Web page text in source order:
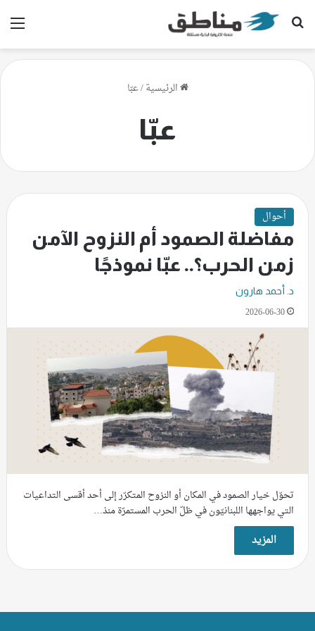
بحث عن
الرئيسية/عبّا
عبّا
أحوال
مفاضلة الصمود أم النزوح الآمن
زمن الحرب؟.. عبّا نموذجًا
د. أحمد هارون
2026-06-30
تحوّل خيار الصمود في المكان أو النزوح المتكرّر إلى أحد أقسى التداعيات
التي يواجهها اللبنانيّون في ظلّ الحرب المستمرّة منذ…
المزيد